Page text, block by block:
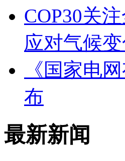
COP30关
应对气候变
《国家电
布
最新新闻